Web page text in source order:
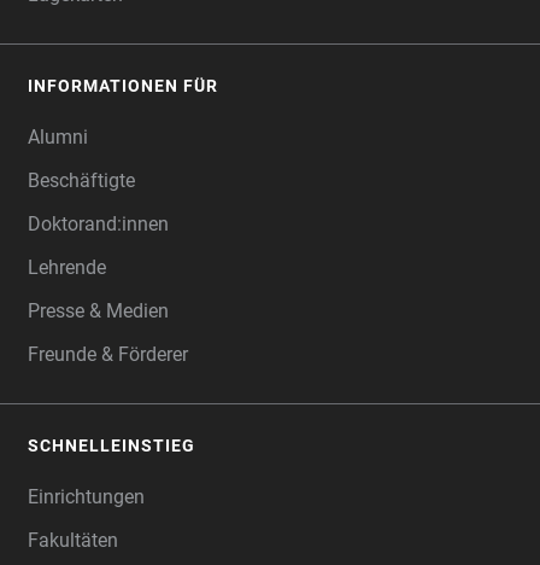
INFORMATIONEN FÜR
Alumni
Beschäftigte
Doktorand:innen
Lehrende
Presse & Medien
Freunde & Förderer
SCHNELLEINSTIEG
Einrichtungen
Fakultäten